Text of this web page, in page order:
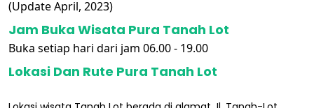
(Update April, 2023)
Jam Buka Wisata Pura Tanah Lot
Buka setiap hari dari jam 06.00 - 19.00
Lokasi Dan Rute Pura Tanah Lot